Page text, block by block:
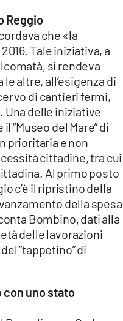
Reggio
che «la
Tale iniziativa, a
si rendeva
altre, all’esigenza di
di cantieri fermi,
Una delle iniziative
“Museo del Mare” di
prioritaria e non
cittadine, tra cui
Al primo posto
c’è il ripristino della
della spesa
Bombino, dati alla
delle lavorazioni
“tappetino” di
con uno stato